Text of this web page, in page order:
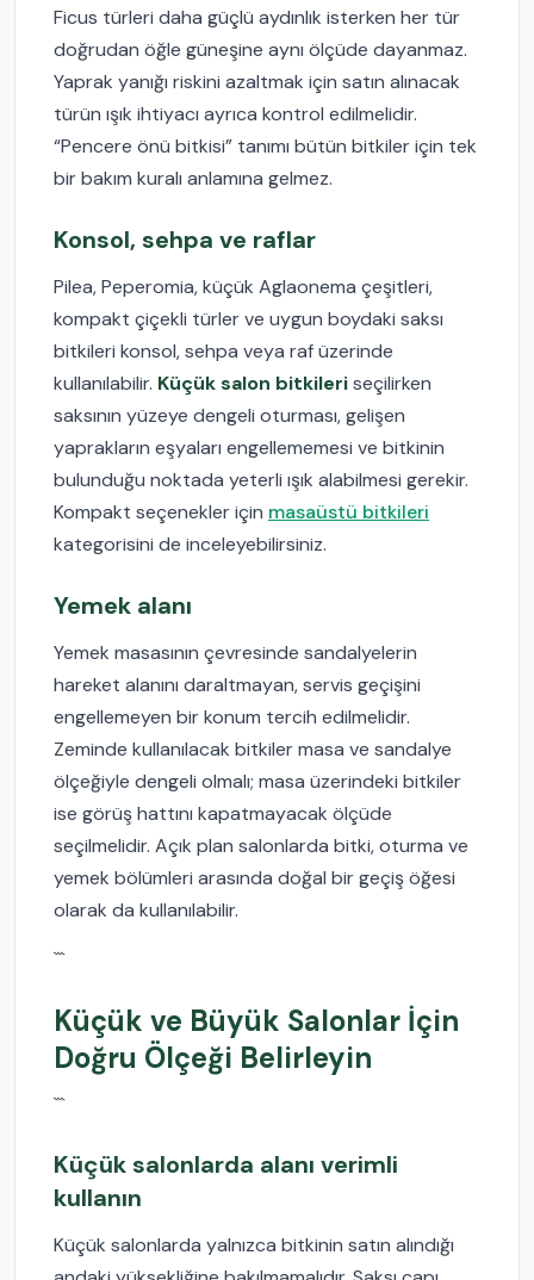
Ficus türleri daha güçlü aydınlık isterken her tür
doğrudan öğle güneşine aynı ölçüde dayanmaz.
Yaprak yanığı riskini azaltmak için satın alınacak
türün ışık ihtiyacı ayrıca kontrol edilmelidir.
“Pencere önü bitkisi” tanımı bütün bitkiler için tek
bir bakım kuralı anlamına gelmez.
Konsol, sehpa ve raflar
Pilea, Peperomia, küçük Aglaonema çeşitleri,
kompakt çiçekli türler ve uygun boydaki saksı
bitkileri konsol, sehpa veya raf üzerinde
kullanılabilir. Küçük salon bitkileriseçilirken
saksının yüzeye dengeli oturması, gelişen
yaprakların eşyaları engellememesi ve bitkinin
bulunduğu noktada yeterli ışık alabilmesi gerekir.
Kompakt seçenekler için masaüstü bitkileri
kategorisini de inceleyebilirsiniz.
Yemek alanı
Yemek masasının çevresinde sandalyelerin
hareket alanını daraltmayan, servis geçişini
engellemeyen bir konum tercih edilmelidir.
Zeminde kullanılacak bitkiler masa ve sandalye
ölçeğiyle dengeli olmalı; masa üzerindeki bitkiler
ise görüş hattını kapatmayacak ölçüde
seçilmelidir. Açık plan salonlarda bitki, oturma ve
yemek bölümleri arasında doğal bir geçiş öğesi
olarak da kullanılabilir.
```
Küçük ve Büyük Salonlar İçin
Doğru Ölçeği Belirleyin
```
Küçük salonlarda alanı verimli
kullanın
Küçük salonlarda yalnızca bitkinin satın alındığı